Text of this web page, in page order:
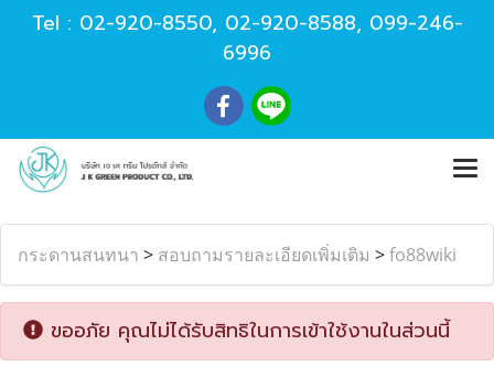
Tel : 02-920-8550, 02-920-8588, 099-246-
6996
กระดานสนทนา > สอบถามรายละเอียดเพิ่มเติม >fo88wiki
ขออภัย คุณไม่ได้รับสิทธิในการเข้าใช้งานในส่วนนี้